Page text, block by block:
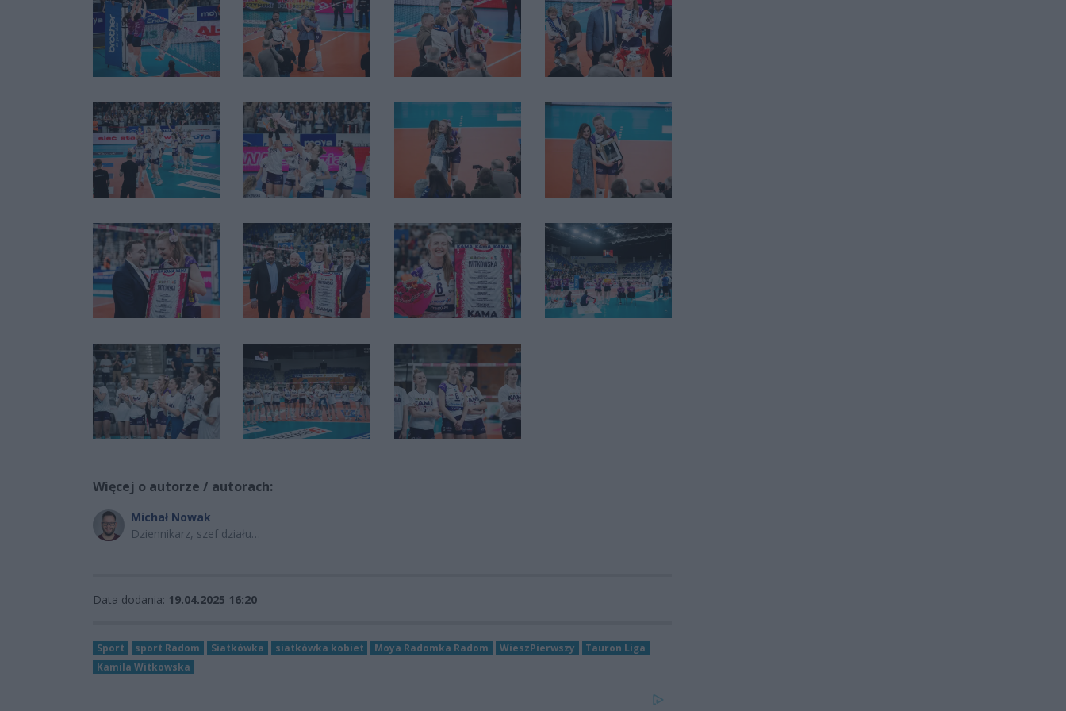
Więcej o autorze / autorach:
Michał Nowak
Dziennikarz, szef działu
Data dodania: 19.04.2025 16:20
Sport sport Radom Siatkówka siatkówka kobiet Moya Radomka Radom WieszPierwszy
Tauron Liga
Kamila Witkowska